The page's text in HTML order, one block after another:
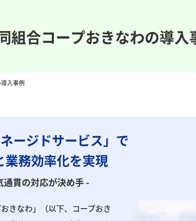
組合コープおきなわの導入
入事例
ージドサービス」で
業務効率化を実現
貫の対応が決め手 -
きなわ」（以下、コープおき